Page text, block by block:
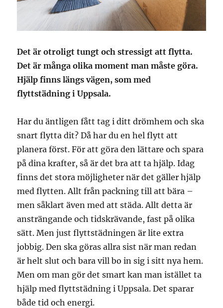
Det är otroligt tungt och stressigt att flytta.
Det är många olika moment man måste göra.
Hjälp finns längs vägen, som med
flyttstädning i Uppsala.
Har du äntligen fått tag i ditt drömhem och ska
snart flytta dit? Då har du en hel flytt att
planera först. För att göra den lättare och spara
på dina krafter, så är det bra att ta hjälp. Idag
finns det stora möjligheter när det gäller hjälp
med flytten. Allt från packning till att bära –
men såklart även med att städa. Allt detta är
ansträngande och tidskrävande, fast på olika
sätt. Men just flyttstädningen är lite extra
jobbig. Den ska göras allra sist när man redan
är helt slut och bara vill bo in sig i sitt nya hem.
Men om man gör det smart kan man istället ta
hjälp med flyttstädning i Uppsala. Det sparar
både tid och energi.